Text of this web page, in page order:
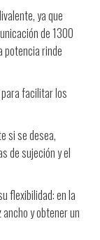
ya que
de 1300
potencia rinde
facilitar los
si se desea,
de sujeción y el
flexibilidad: en la
y obtener un